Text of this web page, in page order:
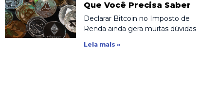
Que Você Precisa Saber
Declarar Bitcoin no Imposto de
Renda ainda gera muitas dúvidas
Leia mais »